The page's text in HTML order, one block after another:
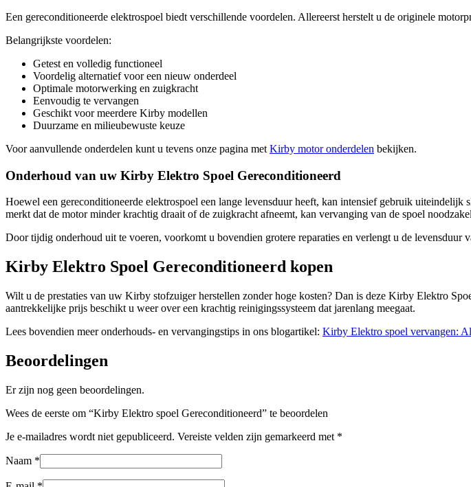
Een gereconditioneerde elektrospoel biedt verschillende voordelen. Allereerst herstelt u de originele
Belangrijkste voordelen:
Getest en volledig functioneel
Voordelig alternatief voor een nieuw onderdeel
Optimale motorwerking en zuigkracht
Eenvoudig te vervangen
Geschikt voor meerdere Kirby modellen
Duurzame en milieubewuste keuze
Voor aanvullende onderdelen kunt u tevens onze pagina met Kirby motor onderdelen bekijken.
Onderhoud van uw Kirby Elektro Spoel Gereconditioneerd
Hoewel een gereconditioneerde elektrospoel een lange levensduur heeft, kan intensief gebruik
merkt dat de motor minder krachtig draait of de zuigkracht afneemt, kan vervanging van de spoel
Door tijdig onderhoud uit te voeren, voorkomt u bovendien grotere reparaties en verlengt u de levensduur
Kirby Elektro Spoel Gereconditioneerd kopen
Wilt u de prestaties van uw Kirby stofzuiger herstellen zonder hoge kosten? Dan is deze Kirby Elektro
aantrekkelijke prijs beschikt u weer over een krachtig reinigingssysteem dat jarenlang meegaat.
Lees bovendien meer onderhouds- en vervangingstips in ons blogartikel: Kirby Elektro spoel vervangen:
Beoordelingen
Er zijn nog geen beoordelingen.
Wees de eerste om “Kirby Elektro spoel Gereconditioneerd” te beoordelen
Je e-mailadres wordt niet gepubliceerd. Vereiste velden zijn gemarkeerd met *
Naam *